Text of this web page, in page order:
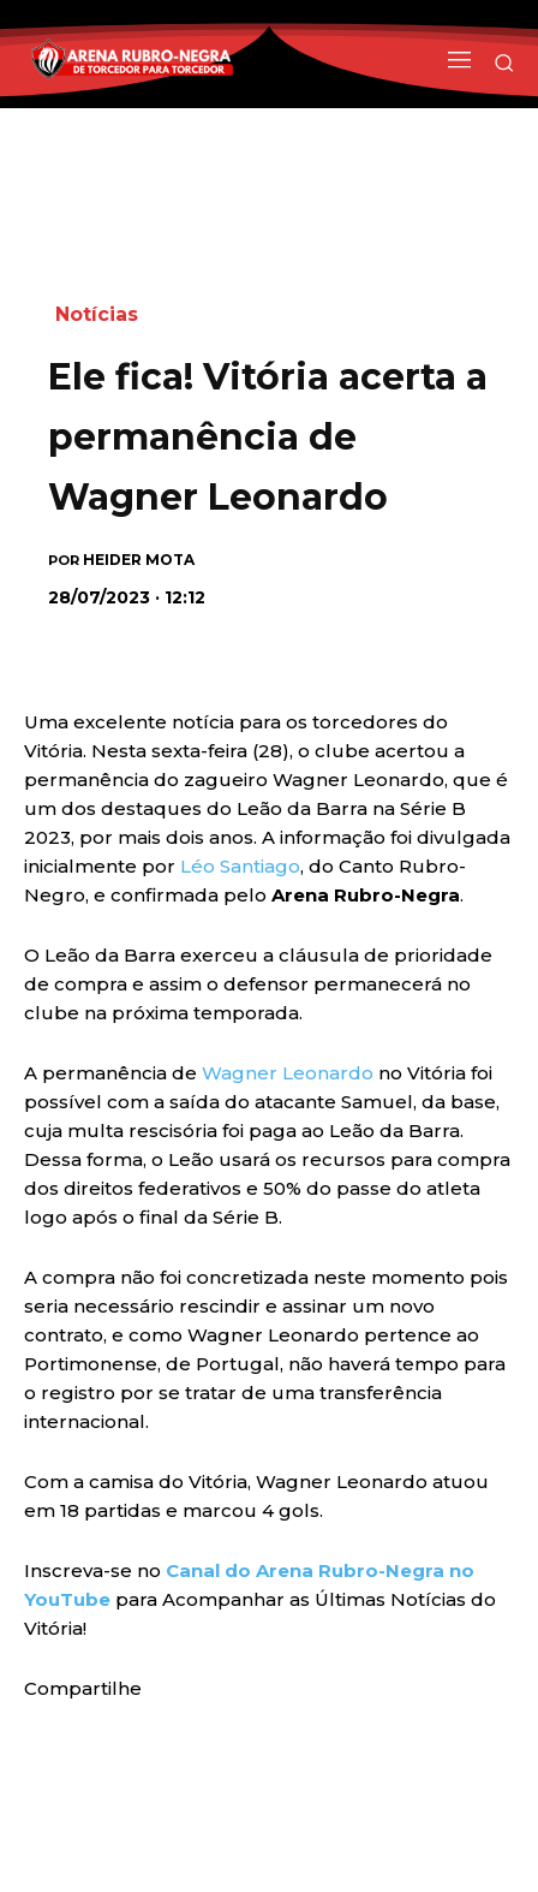
Notícias
Ele fica! Vitória acerta a
permanência de
Wagner Leonardo
POR HEIDER MOTA
28/07/2023 · 12:12
Uma excelente notícia para os torcedores do
Vitória. Nesta sexta-feira (28), o clube acertou a
permanência do zagueiro Wagner Leonardo, que é
um dos destaques do Leão da Barra na Série B
2023, por mais dois anos. A informação foi divulgada
inicialmente por Léo Santiago, do Canto Rubro-
Negro, e confirmada pelo Arena Rubro-Negra.
O Leão da Barra exerceu a cláusula de prioridade
de compra e assim o defensor permanecerá no
clube na próxima temporada.
A permanência de Wagner Leonardo no Vitória foi
possível com a saída do atacante Samuel, da base,
cuja multa rescisória foi paga ao Leão da Barra.
Dessa forma, o Leão usará os recursos para compra
dos direitos federativos e 50% do passe do atleta
logo após o final da Série B.
A compra não foi concretizada neste momento pois
seria necessário rescindir e assinar um novo
contrato, e como Wagner Leonardo pertence ao
Portimonense, de Portugal, não haverá tempo para
o registro por se tratar de uma transferência
internacional.
Com a camisa do Vitória, Wagner Leonardo atuou
em 18 partidas e marcou 4 gols.
Inscreva-se no Canal do Arena Rubro-Negra no
YouTube para Acompanhar as Últimas Notícias do
Vitória!
Compartilhe